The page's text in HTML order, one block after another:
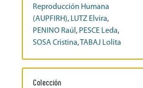
Reproducción Humana
(AUPFIRH), LUTZ Elvira,
PENINO Raúl , PESCE Leda,
SOSA Cristina,TABAJ Lolita
Colección